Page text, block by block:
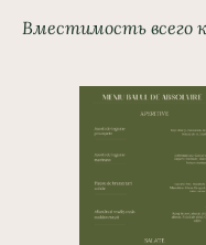
Вместимость всего